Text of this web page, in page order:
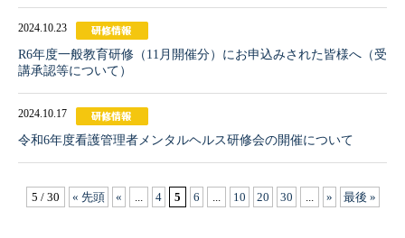
2024.10.23
R6年度一般教育研修（11月開催分）にお申込みされた皆様へ（受
講承認等について）
2024.10.17
令和6年度看護管理者メンタルヘルス研修会の開催について
5 / 30 « 先頭 « 4 5 6 10 20 30 » 最後 »